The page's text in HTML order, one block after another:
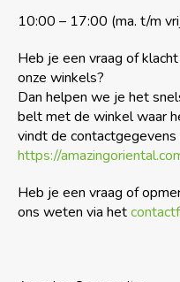
10:00 – 17:00 (ma. t/m
Heb je een vraag of
onze winkels?
Dan helpen we je het
belt met de winkel waar
vindt de contactgegevens
https://
Heb je een vraag of
ons weten via het